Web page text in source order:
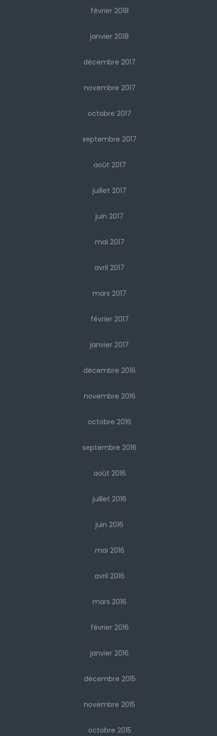
février 2018
janvier 2018
décembre 2017
novembre 2017
octobre 2017
septembre 2017
août 2017
juillet 2017
juin 2017
mai 2017
avril 2017
mars 2017
février 2017
janvier 2017
décembre 2016
novembre 2016
octobre 2016
septembre 2016
août 2016
juillet 2016
juin 2016
mai 2016
avril 2016
mars 2016
février 2016
janvier 2016
décembre 2015
novembre 2015
octobre 2015